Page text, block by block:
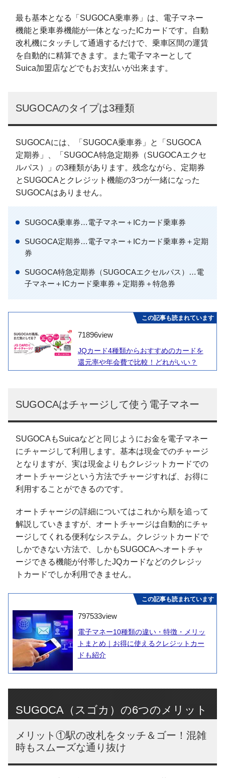
最も基本となる「SUGOCA乗車券」は、電子マネー
機能と乗車券機能が一体となったICカードです。自動
改札機にタッチして通過するだけで、乗車区間の運賃
を自動的に精算できます。また電子マネーとして
Suica加盟店などでもお支払いが出来ます。
SUGOCAのタイプは3種類
SUGOCAには、「SUGOCA乗車券」と「SUGOCA
定期券」、「SUGOCA特急定期券（SUGOCAエクセ
ルパス）」の3種類があります。残念ながら、定期券
とSUGOCAとクレジット機能の3つが一緒になった
SUGOCAはありません。
SUGOCA乗車券…電子マネー＋ICカード乗車券
SUGOCA定期券…電子マネー＋ICカード乗車券＋定期
券
SUGOCA特急定期券（SUGOCAエクセルパス）…電
子マネー＋ICカード乗車券＋定期券＋特急券
この記事も読まれています
71896view
JQカード4種類からおすすめのカードを
還元率や年会費で比較！どれがいい？
SUGOCAはチャージして使う電子マネー
SUGOCAもSuicaなどと同じようにお金を電子マネー
にチャージして利用します。基本は現金でのチャージ
となりますが、実は現金よりもクレジットカードでの
オートチャージという方法でチャージすれば、お得に
利用することができるのです。
オートチャージの詳細についてはこれから順を追って
解説していきますが、オートチャージは自動的にチャ
ージしてくれる便利なシステム。クレジットカードで
しかできない方法で、しかもSUGOCAへオートチャ
ージできる機能が付帯したJQカードなどのクレジッ
トカードでしか利用できません。
この記事も読まれています
797533view
電子マネー10種類の違い・特徴・メリッ
トまとめ｜お得に使えるクレジットカー
ドも紹介
SUGOCA（スゴカ）の6つのメリット
メリット①駅の改札をタッチ＆ゴー！混雑
時もスムーズな通り抜け